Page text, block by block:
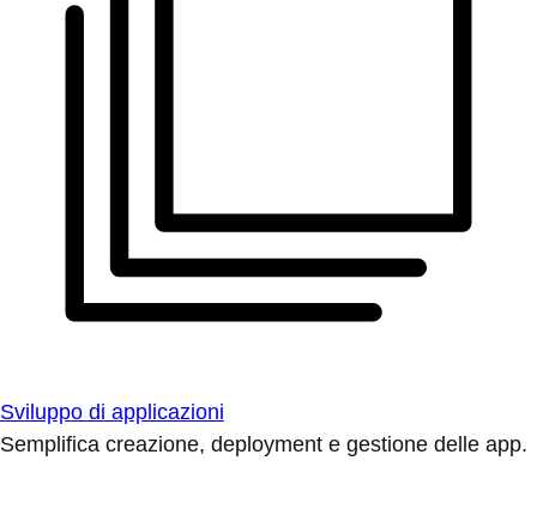
Sviluppo di applicazioni
Semplifica creazione, deployment e gestione delle app.